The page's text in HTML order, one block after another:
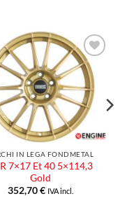
Aggiungi
alla lista
dei
desideri
IN LEGA FONDMETAL
7×17 Et 40 5×114,3
Gold
352,70€ IVA incl.